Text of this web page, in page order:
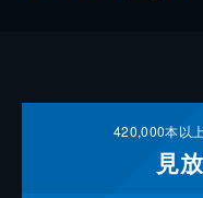
420,000本以
見